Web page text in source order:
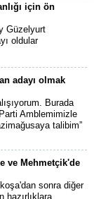
için ön
Güzelyurt
oldular
adayı olmak
Burada
Amblemimizle
talibim”
ve Mehmetçik'de
sonra diğer
hazırlıklara